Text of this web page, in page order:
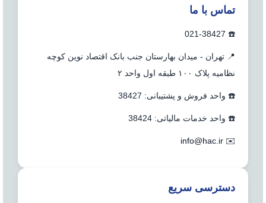
تماس با ما
☎️ 021-38427
📍 تهران - میدان بهارستان جنب بانک اقتصاد نوین کوچه
نظامیه پلاک ۱۰۰ طبقه اول واحد ۲
☎️ واحد فروش و پشتیبانی: 38427
☎️ واحد خدمات مالیاتی: 38424
✉️
info@hac.ir
دسترسی سریع